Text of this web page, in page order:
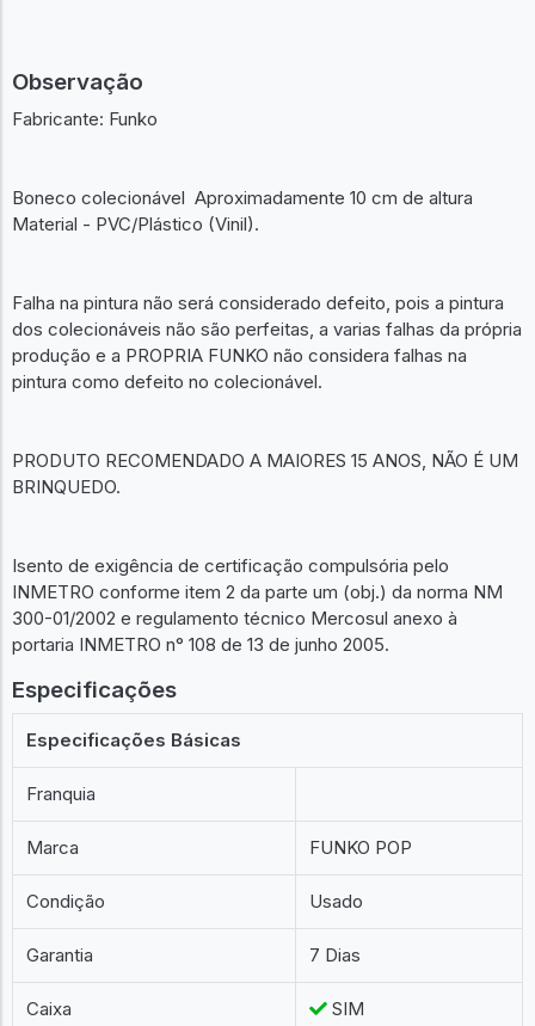
Observação
Fabricante: Funko
Boneco colecionável Aproximadamente 10 cm de altura
Material - PVC/Plástico (Vinil).
Falha na pintura não será considerado defeito, pois a pintura
dos colecionáveis não são perfeitas, a varias falhas da própria
produção e a PROPRIA FUNKO não considera falhas na
pintura como defeito no colecionável.
PRODUTO RECOMENDADO A MAIORES 15 ANOS, NÃO É UM
BRINQUEDO.
Isento de exigência de certificação compulsória pelo
INMETRO conforme item 2 da parte um (obj.) da norma NM
300-01/2002 e regulamento técnico Mercosul anexo à
portaria INMETRO n° 108 de 13 de junho 2005.
Especificações
Especificações Básicas
Franquia
Marca FUNKO POP
Condição Usado
Garantia 7 Dias
Caixa SIM